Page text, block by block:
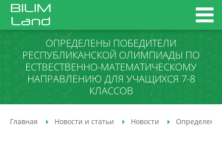
ОПРЕДЕЛЕНЫ ПОБЕДИТЕЛИ
РЕСПУБЛИКАНСКОЙ ОЛИМПИАДЫ ПО
ЕСТВЕСТВЕННО-МАТЕМАТИЧЕСКОМУ
НАПРАВЛЕНИЮ ДЛЯ УЧАЩИХСЯ 7-8
КЛАССОВ
Главная Новости и статьи Новости Определены